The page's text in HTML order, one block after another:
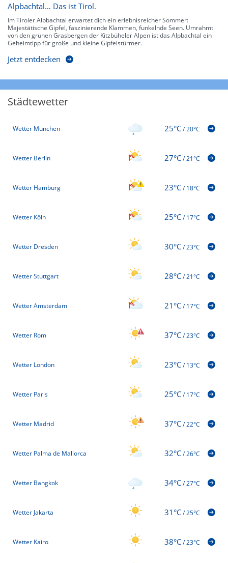
Alpbachtal… Das ist Tirol.
Im Tiroler Alpbachtal erwartet dich ein erlebnisreicher Sommer:
Majestätische Gipfel, faszinierende Klammen, funkelnde Seen. Umrahmt
von den grünen Grasbergen der Kitzbüheler Alpen ist das Alpbachtal ein
Geheimtipp für große und kleine Gipfelstürmer.
Jetzt entdecken
Städtewetter
Wetter München 25°C/20°C
Wetter Berlin 27°C/21°C
Wetter Hamburg 23°C/18°C
Wetter Köln 25°C/17°C
Wetter Dresden 30°C/23°C
Wetter Stuttgart 28°C/21°C
Wetter Amsterdam 21°C/17°C
Wetter Rom 37°C/23°C
Wetter London 23°C/13°C
Wetter Paris 25°C/17°C
Wetter Madrid 37°C/22°C
Wetter Palma de Mallorca 32°C/26°C
Wetter Bangkok 34°C/27°C
Wetter Jakarta 31°C/25°C
Wetter Kairo 38°C/23°C